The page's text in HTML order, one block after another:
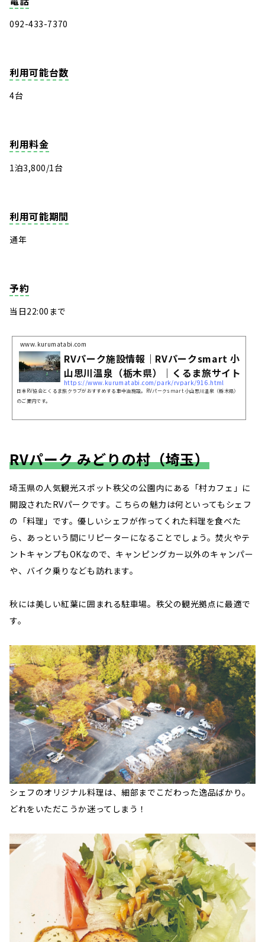
092-433-7370
利用可能台数
4台
利用料金
1泊3,800/1台
利用可能期間
通年
予約
当日22:00まで
www.kurumatabi.com
RVパーク施設情報｜RVパークsmart 小
山思川温泉（栃木県）｜くるま旅サイト
https://www.kurumatabi.com/park/rvpark/916.html
日本RV協会とくるま旅クラブがおすすめする車中泊施設。RVパークsmart 小山思川温泉（栃木県）
のご案内です。
RVパーク みどりの村（埼玉）
埼玉県の人気観光スポット秩父の公園内にある「村カフェ」に
開設されたRVパークです。こちらの魅力は何といってもシェフ
の「料理」です。優しいシェフが作ってくれた料理を食べた
ら、あっという間にリピーターになることでしょう。焚火やテ
ントキャンプもOKなので、キャンピングカー以外のキャンパー
や、バイク乗りなども訪れます。
秋には美しい紅葉に囲まれる駐車場。秩父の観光拠点に最適で
す。
シェフのオリジナル料理は、細部までこだわった逸品ばかり。
どれをいただこうか迷ってしまう！